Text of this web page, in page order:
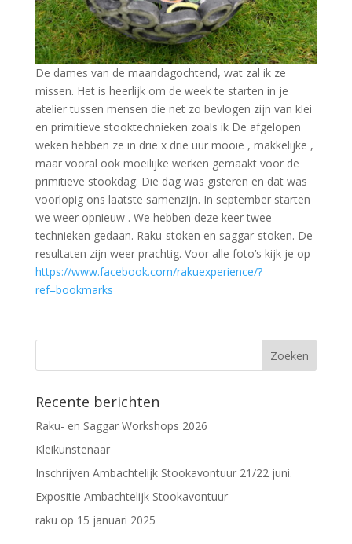
De dames van de maandagochtend, wat zal ik ze
missen. Het is heerlijk om de week te starten in je
atelier tussen mensen die net zo bevlogen zijn van klei
en primitieve stooktechnieken zoals ik De afgelopen
weken hebben ze in drie x drie uur mooie , makkelijke ,
maar vooral ook moeilijke werken gemaakt voor de
primitieve stookdag. Die dag was gisteren en dat was
voorlopig ons laatste samenzijn. In september starten
we weer opnieuw . We hebben deze keer twee
technieken gedaan. Raku-stoken en saggar-stoken. De
resultaten zijn weer prachtig. Voor alle foto’s kijk je op
https://www.facebook.com/rakuexperience/?
ref=bookmarks
Recente berichten
Raku- en Saggar Workshops 2026
Kleikunstenaar
Inschrijven Ambachtelijk Stookavontuur 21/22 juni.
Expositie Ambachtelijk Stookavontuur
raku op 15 januari 2025